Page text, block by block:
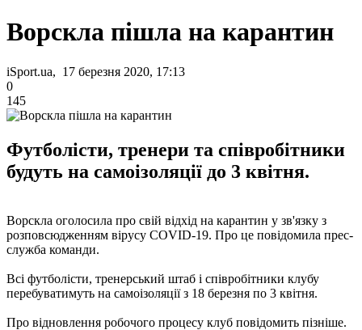
Ворскла пішла на карантин
iSport.ua, 17 березня 2020, 17:13
0
145
Футболісти, тренери та співробітники
будуть на самоізоляції до 3 квітня.
Ворскла оголосила про свій відхід на карантин у зв'язку з
розповсюдженням вірусу COVID-19. Про це повідомила прес-
служба команди.
Всі футболісти, тренерський штаб і співробітники клубу
перебуватимуть на самоізоляції з 18 березня по 3 квітня.
Про відновлення робочого процесу клуб повідомить пізніше.